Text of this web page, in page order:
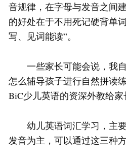
音规律，在字母与发音之间
的好处在于不用死记硬背单
写、见词能读”。
一些家长可能会说，我自
怎么辅导孩子进行自然拼读
BiC少儿英语的资深外教给家
幼儿英语词汇学习，主要
发音为主，可以通过这三种